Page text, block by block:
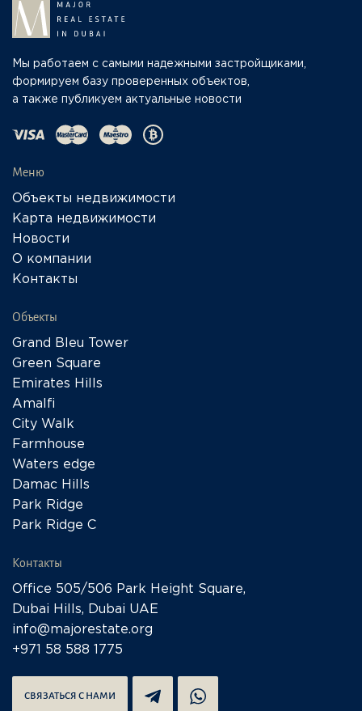
Мы работаем с самыми надежными застройщиками,
формируем базу проверенных объектов,
а также публикуем актуальные новости
Меню
Объекты недвижимости
Карта недвижимости
Новости
О компании
Контакты
Объекты
Grand Bleu Tower
Green Square
Emirates Hills
Amalfi
City Walk
Farmhouse
Waters edge
Damac Hills
Park Ridge
Park Ridge C
Контакты
Office 505/506 Park Height Square,
Dubai Hills, Dubai UAE
info@majorestate.org
+971 58 588 1775
СВЯЗАТЬСЯ С НАМИ